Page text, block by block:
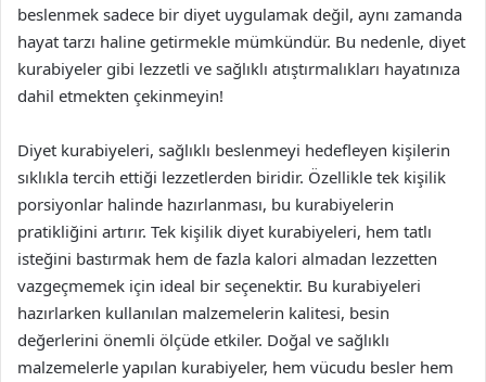
beslenmek sadece bir diyet uygulamak değil, aynı zamanda
hayat tarzı haline getirmekle mümkündür. Bu nedenle, diyet
kurabiyeler gibi lezzetli ve sağlıklı atıştırmalıkları hayatınıza
dahil etmekten çekinmeyin!
Diyet kurabiyeleri, sağlıklı beslenmeyi hedefleyen kişilerin
sıklıkla tercih ettiği lezzetlerden biridir. Özellikle tek kişilik
porsiyonlar halinde hazırlanması, bu kurabiyelerin
pratikliğini artırır. Tek kişilik diyet kurabiyeleri, hem tatlı
isteğini bastırmak hem de fazla kalori almadan lezzetten
vazgeçmemek için ideal bir seçenektir. Bu kurabiyeleri
hazırlarken kullanılan malzemelerin kalitesi, besin
değerlerini önemli ölçüde etkiler. Doğal ve sağlıklı
malzemelerle yapılan kurabiyeler, hem vücudu besler hem